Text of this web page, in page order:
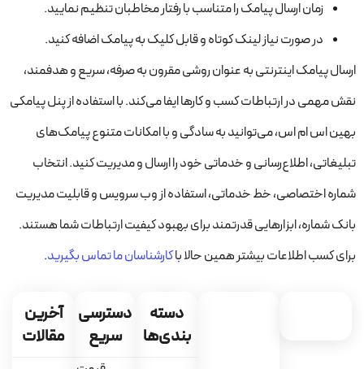
زمان ارسال پیامک را متناسب با رفتار مخاطبان تنظیم نمایید.
در صورت نیاز لینک کوتاه و قابل کلیک به پیامک اضافه کنید.
ارسال پیامک اینترنتی به عنوان روشی مقرون به صرفه، سریع و هدفمند،
نقش مهمی در ارتباطات کسب و کارها ایفا می‌کند. با استفاده از پنل پیامکی
بهین اس ام اس، می‌توانید به سادگی و با امکانات متنوع پیامک‌های
تبلیغاتی، اطلاع‌رسانی و خدماتی خود را ارسال و مدیریت کنید. انتخاب
شماره اختصاصی، خط خدماتی، استفاده از وب سرویس و قابلیت مدیریت
بانک شماره، ابزارهایی قدرتمند برای بهبود کیفیت ارتباطات شما هستند.
برای کسب اطلاعات بیشتر همین حالا باکارشناسان ما تماس بگیرید.
دسته
بندی‌ها
دسترسی
سریع
آخرین
مقالات